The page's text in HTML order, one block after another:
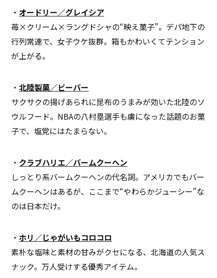
・ オードリー／グレイシア
苺×クリーム×ラングドシャの“映え菓子”。デパ地下の
行列常連で、女子ウケ抜群。箱もかわいくてテンション
が上がる。
・北陸製菓／ビーバー
サクサクの揚げあられに昆布のうまみが効いた北陸のソ
ウルフード。NBAの八村塁選手も虜になった話題のお菓
子で、塩党にはたまらない。
・ クラブハリエ／バームクーヘン
しっとり系バームクーヘンの代名詞。アメリカでもバー
ムクーヘンはあるが、ここまで“やわらかジューシー”な
のは日本だけ。
・ホリ／じゃがいもコロコロ
素朴な塩味と素材の甘みがクセになる、北海道の人気ス
ナック。万人受けする優秀アイテム。